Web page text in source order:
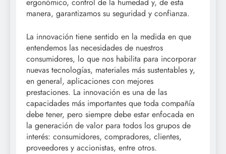
manera, garantizamos su seguridad y confianza.
La innovación tiene sentido en la medida en que
entendemos las necesidades de nuestros
consumidores, lo que nos habilita para incorporar
nuevas tecnologías, materiales más sustentables y,
en general, aplicaciones con mejores
prestaciones. La innovación es una de las
capacidades más importantes que toda compañía
debe tener, pero siempre debe estar enfocada en
la generación de valor para todos los grupos de
interés: consumidores, compradores, clientes,
proveedores y accionistas, entre otros.